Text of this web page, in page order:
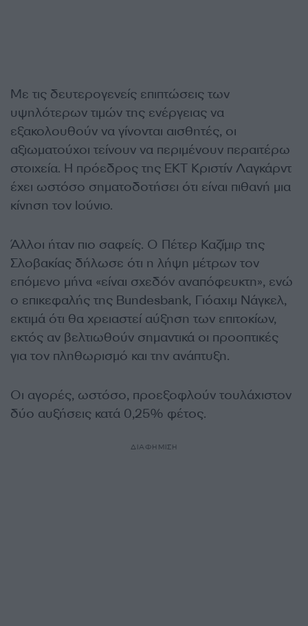
Με τις δευτερογενείς επιπτώσεις των
υψηλότερων τιμών της ενέργειας να
εξακολουθούν να γίνονται αισθητές, οι
αξιωματούχοι τείνουν να περιμένουν περαιτέρω
στοιχεία. Η πρόεδρος της ΕΚΤ Κριστίν Λαγκάρντ
έχει ωστόσο σηματοδοτήσει ότι είναι πιθανή μια
κίνηση τον Ιούνιο.
Άλλοι ήταν πιο σαφείς. Ο Πέτερ Καζίμιρ της
Σλοβακίας δήλωσε ότι η λήψη μέτρων τον
επόμενο μήνα «είναι σχεδόν αναπόφευκτη», ενώ
ο επικεφαλής της Bundesbank, Γιόαχιμ Νάγκελ,
εκτιμά ότι θα χρειαστεί αύξηση των επιτοκίων,
εκτός αν βελτιωθούν σημαντικά οι προοπτικές
για τον πληθωρισμό και την ανάπτυξη.
Οι αγορές, ωστόσο, προεξοφλούν τουλάχιστον
δύο αυξήσεις κατά 0,25% φέτος.
ΔΙΑΦΗΜΙΣΗ